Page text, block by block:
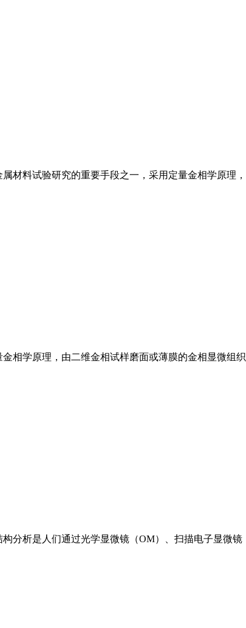
属材料试验研究的重要手段之一，采用定量金相学原理
金相学原理，由二维金相试样磨面或薄膜的金相显微组
构分析是人们通过光学显微镜（OM）、扫描电子显微